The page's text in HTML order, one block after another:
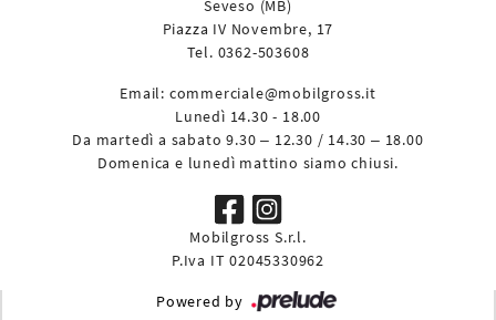
Seveso (MB)
Piazza IV Novembre, 17
Tel. 0362-503608
Email: commerciale@mobilgross.it
Lunedì 14.30 - 18.00
Da martedì a sabato 9.30 – 12.30 / 14.30 – 18.00
Domenica e lunedì mattino siamo chiusi.
Mobilgross S.r.l.
P.Iva IT 02045330962
Powered by